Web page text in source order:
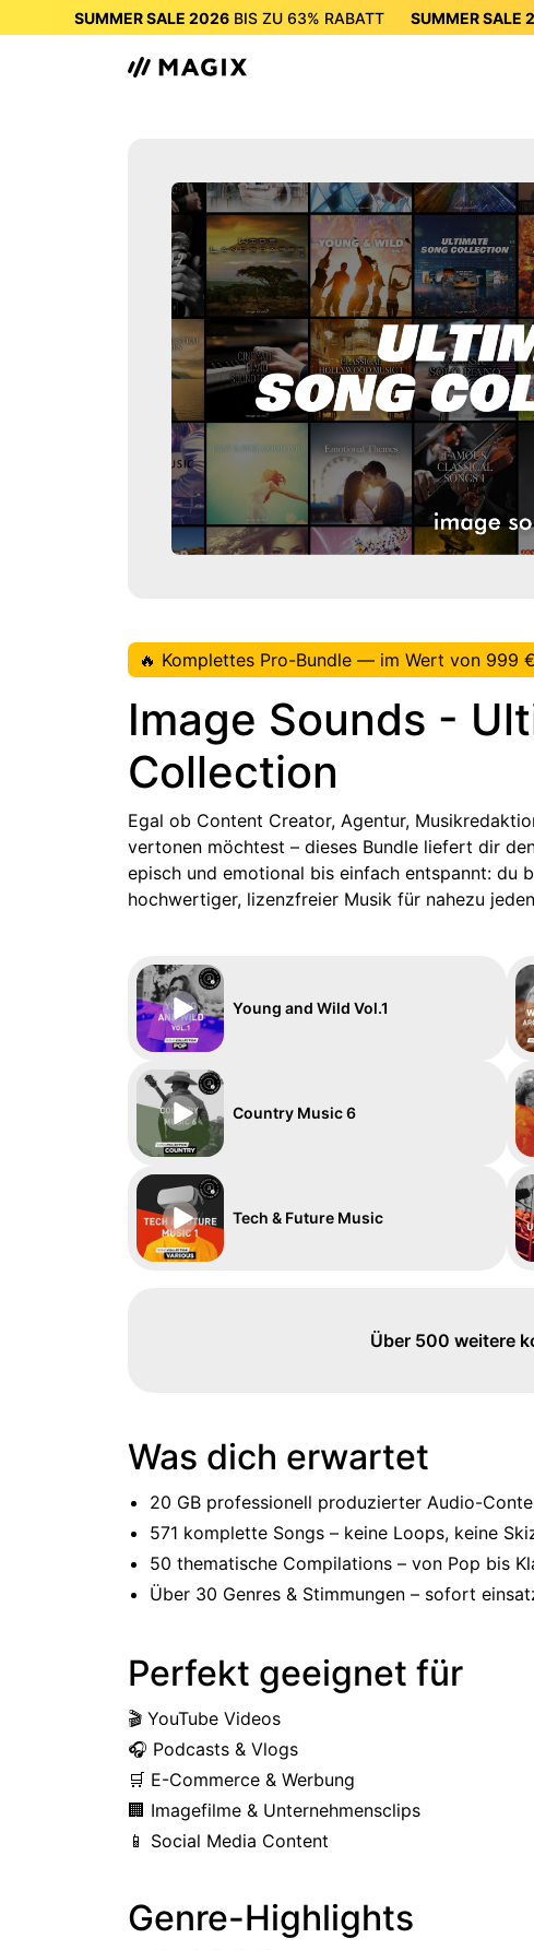
SUMMER SALE 2026 BIS ZU 63% RABATT SUMMER SALE
🔥 Komplettes Pro-Bundle — im Wert von 999
Image Sounds -
Collection
Egal ob Content Creator, Agentur,
vertonen möchtest – dieses Bundle liefert dir
episch und emotional bis einfach entspannt: du
hochwertiger, lizenzfreier Musik für nahezu
Young and Wild Vol.1
Country Music 6
Tech & Future Music
Über 500 weitere
Was dich erwartet
20 GB professionell produzierter Audio-
571 komplette Songs – keine Loops, keine
50 thematische Compilations – von Pop bis
Über 30 Genres & Stimmungen – sofort
Perfekt geeignet für
🎬 YouTube Videos
🎧 Podcasts & Vlogs
🛒 E-Commerce & Werbung
🏢 Imagefilme & Unternehmensclips
📱 Social Media Content
Genre-Highlights